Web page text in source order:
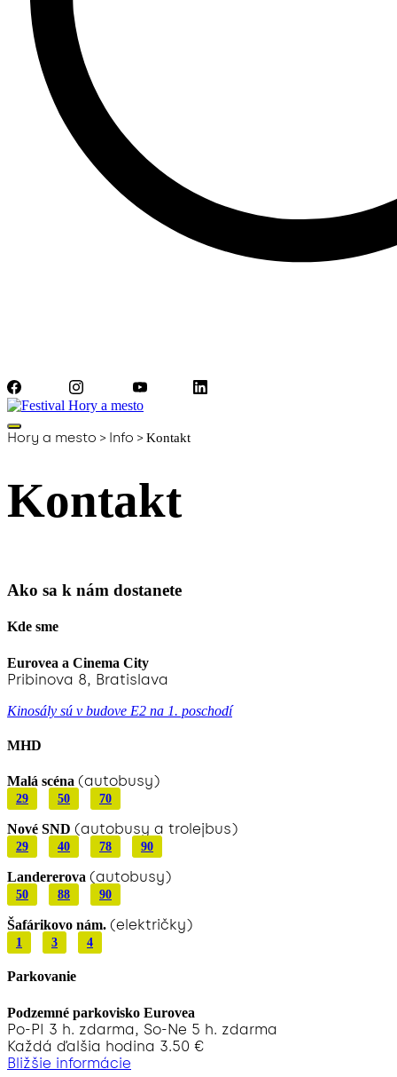
Hory a mesto > Info >Kontakt
Kontakt
Ako sa k nám dostanete
Kde sme
Eurovea a Cinema City
Pribinova 8, Bratislava
Kinosály sú v budove E2 na 1. poschodí
MHD
Malá scéna (autobusy)
29 50 70
Nové SND (autobusy a trolejbus)
29 40 78 90
Landererova (autobusy)
50 88 90
Šafárikovo nám. (električky)
1 3 4
Parkovanie
Podzemné parkovisko Eurovea
Po-PI 3 h. zdarma, So-Ne 5 h. zdarma
Každá ďalšia hodina 3.50 €
Bližšie informácie